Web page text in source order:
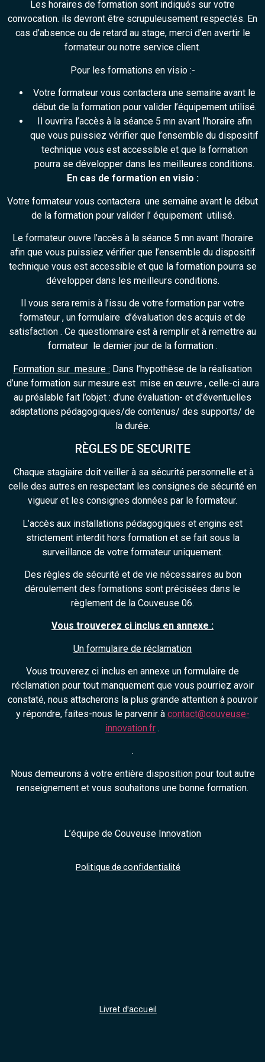
Les horaires de formation sont indiqués sur votre
convocation. ils devront être scrupuleusement respectés. En
cas d’absence ou de retard au stage, merci d’en avertir le
formateur ou notre service client.
Pour les formations en visio :-
Votre formateur vous contactera une semaine avant le
début de la formation pour valider l’équipement utilisé.
Il ouvrira l’accès à la séance 5 mn avant l’horaire afin
que vous puissiez vérifier que l’ensemble du dispositif
technique vous est accessible et que la formation
pourra se développer dans les meilleures conditions.
En cas de formation en visio :
Votre formateur vous contactera une semaine avant le début
de la formation pour valider l’ équipement utilisé.
Le formateur ouvre l’accès à la séance 5 mn avant l’horaire
afin que vous puissiez vérifier que l’ensemble du dispositif
technique vous est accessible et que la formation pourra se
développer dans les meilleurs conditions.
Il vous sera remis à l’issu de votre formation par votre
formateur , un formulaire d’évaluation des acquis et de
satisfaction . Ce questionnaire est à remplir et à remettre au
formateur le dernier jour de la formation .
Formation sur mesure : Dans l’hypothèse de la réalisation
d’une formation sur mesure est mise en œuvre , celle-ci aura
au préalable fait l’objet : d’une évaluation- et d’éventuelles
adaptations pédagogiques/de contenus/ des supports/ de
la durée.
RÈGLES DE SECURITE
Chaque stagiaire doit veiller à sa sécurité personnelle et à
celle des autres en respectant les consignes de sécurité en
vigueur et les consignes données par le formateur.
L’accès aux installations pédagogiques et engins est
strictement interdit hors formation et se fait sous la
surveillance de votre formateur uniquement.
Des règles de sécurité et de vie nécessaires au bon
déroulement des formations sont précisées dans le
règlement de la Couveuse 06.
Vous trouverez ci inclus en annexe :
Un formulaire de réclamation
Vous trouverez ci inclus en annexe un formulaire de
réclamation pour tout manquement que vous pourriez avoir
constaté, nous attacherons la plus grande attention à pouvoir
y répondre, faites-nous le parvenir à contact@couveuse-
innovation.fr .
.
Nous demeurons à votre entière disposition pour tout autre
renseignement et vous souhaitons une bonne formation.
L’équipe de Couveuse Innovation
Politique de confidentialité
Livret d'accueil